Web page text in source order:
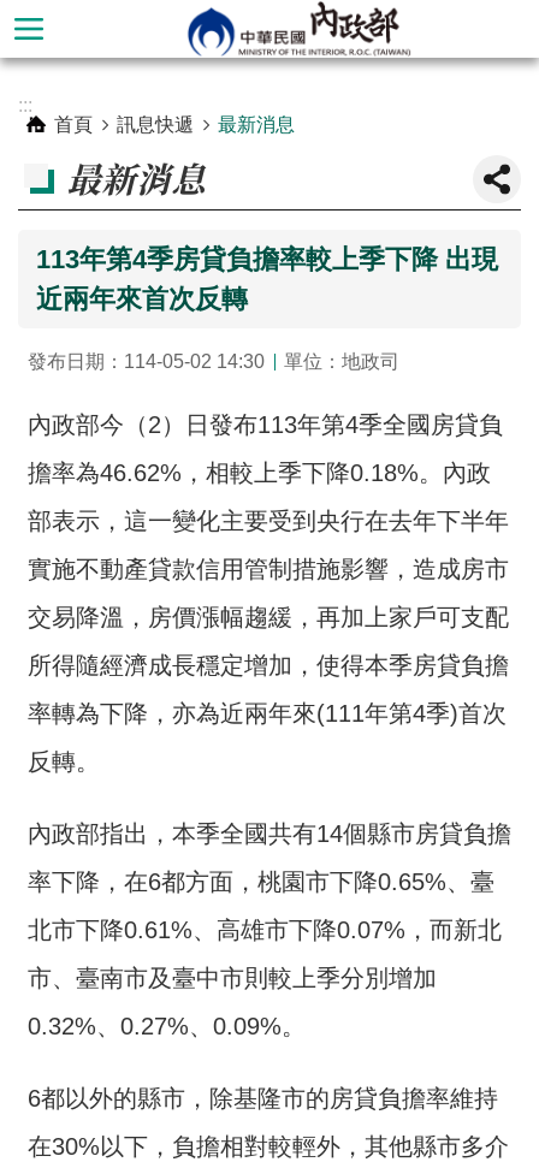
跳到主要內容區塊
階
本
部
簡
介
主
政
策
訊
息
遞
主
題
服
務
互
流
:::
首頁
訊息快遞 最新消息
最新消息
113年第4季房貸負擔率較上季下降 出現
近兩年來首次反轉
發布日期：114-05-02 14:30 單位：地政司
內政部今（2）日發布113年第4季全國房貸負
擔率為46.62%，相較上季下降0.18%。內政
部表示，這一變化主要受到央行在去年下半年
實施不動產貸款信用管制措施影響，造成房市
交易降溫，房價漲幅趨緩，再加上家戶可支配
所得隨經濟成長穩定增加，使得本季房貸負擔
率轉為下降，亦為近兩年來(111年第4季)首次
反轉。
內政部指出，本季全國共有14個縣市房貸負擔
率下降，在6都方面，桃園市下降0.65%、臺
北市下降0.61%、高雄市下降0.07%，而新北
市、臺南市及臺中市則較上季分別增加
0.32%、0.27%、0.09%。
6都以外的縣市，除基隆市的房貸負擔率維持
在30%以下，負擔相對較輕外，其他縣市多介